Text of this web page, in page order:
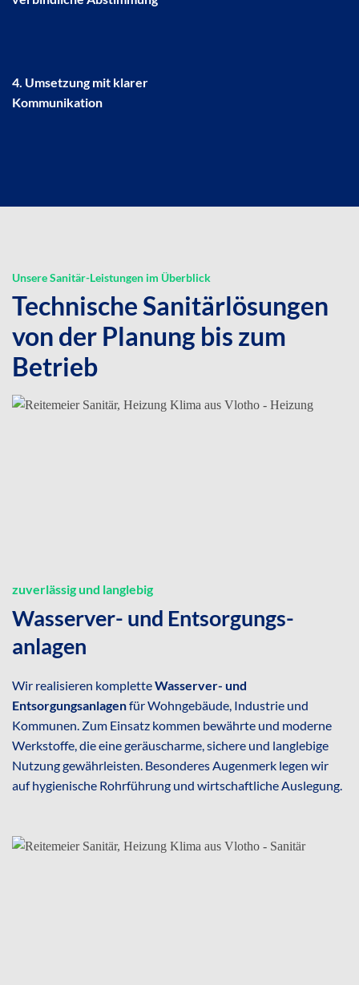
4. Umsetzung mit klarer
Kommunikation
Unsere Sanitär-Leistungen im Überblick
Technische Sanitärlösungen
von der Planung bis zum
Betrieb
zuverlässig und langlebig
Wasserver- und Entsorgungs­
anlagen
Wir realisieren kompletteWasserver- und
Entsorgungsanlagenfür Wohngebäude, Industrie und
Kommunen. Zum Einsatz kommen bewährte und moderne
Werkstoffe, die eine geräuscharme, sichere und langlebige
Nutzung gewährleisten. Besonderes Augenmerk legen wir
auf hygienische Rohrführung und wirtschaftliche Auslegung.